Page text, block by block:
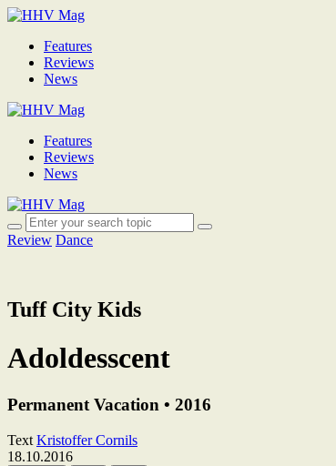
Features
Reviews
News
Features
Reviews
News
Review Dance
Tuff City Kids
Adoldesscent
Permanent Vacation • 2016
Text Kristoffer Cornils
18.10.2016